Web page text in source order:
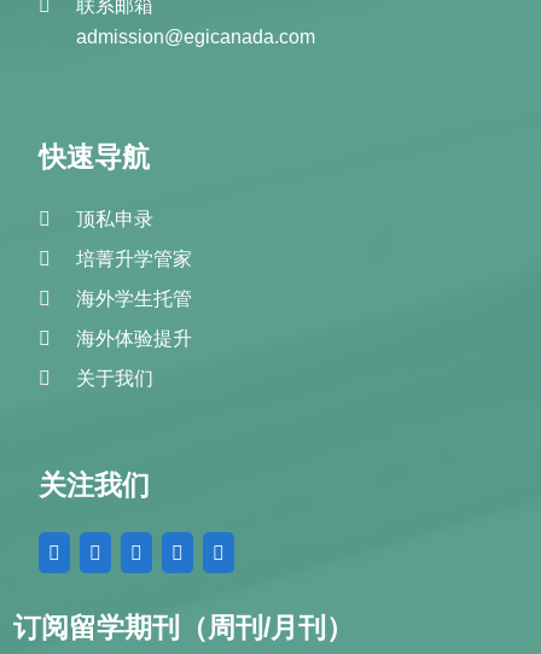
联系邮箱
admission@egicanada.com
快速导航
顶私申录
培菁升学管家
海外学生托管
海外体验提升
关于我们
关注我们
订阅留学期刊（周刊/月刊）